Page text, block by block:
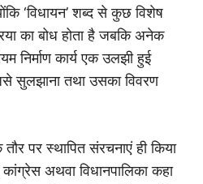
‘विधायन’ शब्द से कुछ विशेष
का बोध होता है जबकि अनेक
निर्माण कार्य एक उलझी हुई
सुलझाना तथा उसका विवरण
पर स्थापित संरचनाएं ही किया
अथवा विधानपालिका कहा